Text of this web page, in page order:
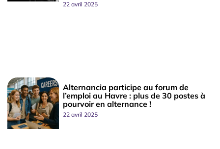
22 avril 2025
Alternancia participe au forum de
l’emploi au Havre : plus de 30 postes à
pourvoir en alternance !
22 avril 2025